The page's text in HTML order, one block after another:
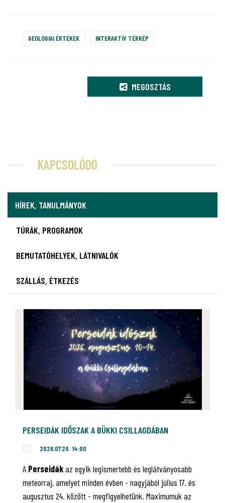
GEOLÓGIAI ÉRTÉKEK INTERAKTÍV TÉRKÉP
MEGOSZTÁS
KAPCSOLÓDÓ
HÍREK, TANULMÁNYOK
TÚRÁK, PROGRAMOK
BEMUTATÓHELYEK, LÁTNIVALÓK
SZÁLLÁS, ÉTKEZÉS
PERSEIDÁK IDŐSZAK A BÜKKI CSILLAGDÁBAN
2026.07.20. 14:00
A Perseidákaz egyik legismertebb és leglátványosabb
meteorraj, amelyet minden évben - nagyjából július 17. és
augusztus 24. között - megfigyelhetünk. Maximumuk az